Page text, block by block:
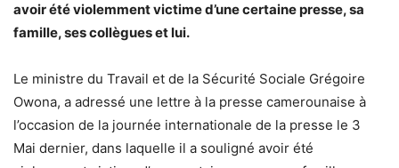
avoir été violemment victime d’une certaine presse, sa
famille, ses collègues et lui.
Le ministre du Travail et de la Sécurité Sociale Grégoire
Owona, a adressé une lettre à la presse camerounaise à
l’occasion de la journée internationale de la presse le 3
Mai dernier, dans laquelle il a souligné avoir été